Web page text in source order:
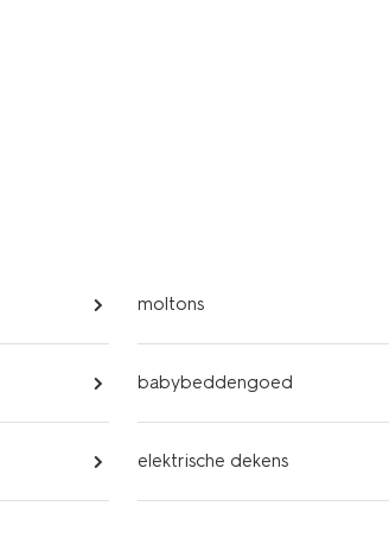
moltons
babybeddengoed
elektrische dekens